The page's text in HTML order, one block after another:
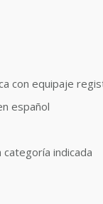
con equipaje
español
categoría indicada